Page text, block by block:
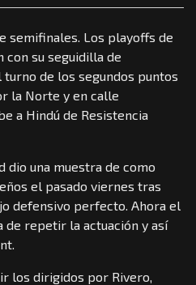
semifinales. Los playoffs de
con su seguidilla de
de los segundos puntos
la Norte y en calle
a Hindú de Resistencia
dio una muestra de como
el pasado viernes tras
defensivo perfecto. Ahora el
repetir la actuación y así
los dirigidos por Rivero,